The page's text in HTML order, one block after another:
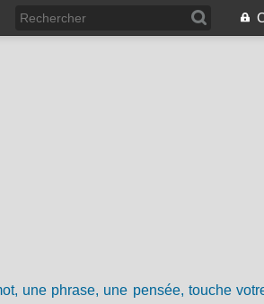
une phrase, une pensée, touche